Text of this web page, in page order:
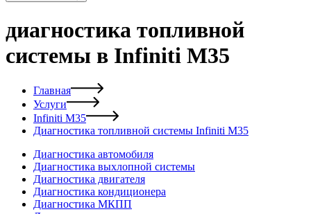
диагностика топливной
системы в Infiniti M35
Главная
Услуги
Infiniti M35
Диагностика топливной системы Infiniti M35
Диагностика автомобиля
Диагностика выхлопной системы
Диагностика двигателя
Диагностика кондиционера
Диагностика МКПП